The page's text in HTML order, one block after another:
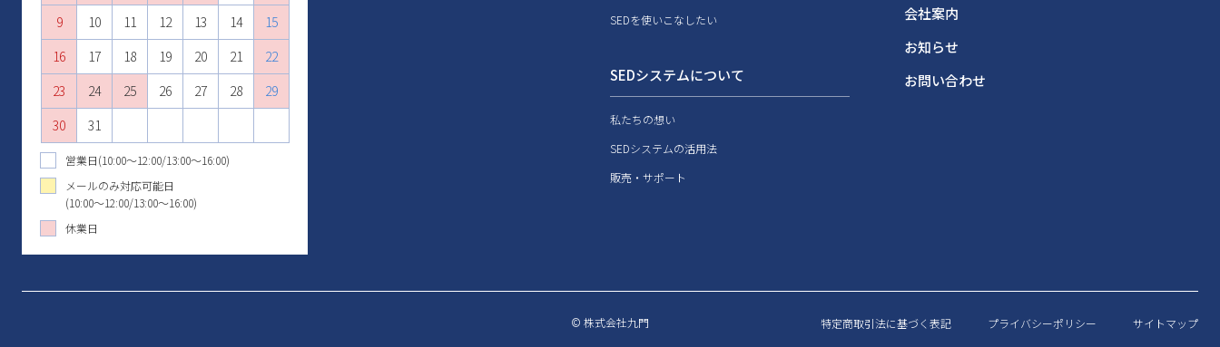
9
10 11 12 13 14
15
16
17 18 19 20 21
22
23
24 25 26 27 28
29
30
31
13
14 15 16 17 18
19
20
21 22 23 24 25
26
27
28 29 30
11
12 13 14 15 16
17
18
19 20 21 22 23
24
25
26 27 28 29 30 31
15
16 17 18 19 20
21
22
23 24 25 26 27
28
29
30
13
14 15 16 17 18
19
20
21 22 23 24 25
26
27
28 29 30 31
10
11 12 13 14 15
16
17
18 19 20 21 22
23
24
25 26 27 28 29
30
31
営業日(10:00～12:00/13:00～16:00)
メールのみ対応可能日
(10:00～12:00/13:00～16:00)
休業日
SEDを使いこなしたい
SEDシステムについて
私たちの想い
SEDシステムの活用法
販売・サポート
会社案内
お知らせ
お問い合わせ
特定商取引法に基づく表記 プライバシーポリシー サイトマップ
© 株式会社九門